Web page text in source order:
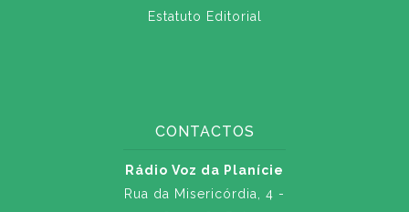
Estatuto Editorial
CONTACTOS
Rádio Voz da Planície
Rua da Misericórdia, 4 -